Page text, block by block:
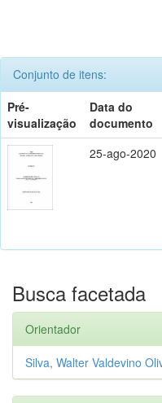
Conjunto de itens:
Pré-
visualização
Data do
documento
25-ago-2020
Busca facetada
Orientador
Silva, Walter Valdevino